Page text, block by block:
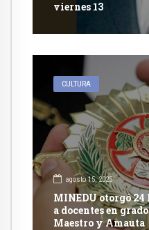
viernes 13
CULTURA
agosto 15, 2025
MINEDU otorgó
a docentes en
Maestro y Amauta